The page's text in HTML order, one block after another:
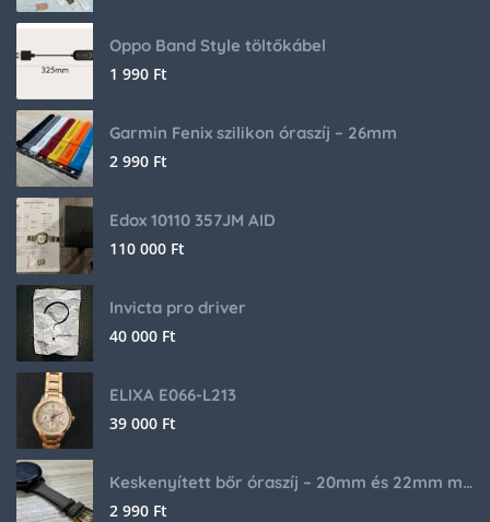
Oppo Band Style töltőkábel
1 990 Ft
Garmin Fenix szilikon óraszíj – 26mm
2 990 Ft
Edox 10110 357JM AID
110 000 Ft
Invicta pro driver
40 000 Ft
ELIXA E066-L213
39 000 Ft
Keskenyített bőr óraszíj – 20mm és 22mm méretben
2 990 Ft